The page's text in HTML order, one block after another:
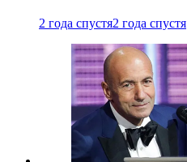
2 года спустя2 года спустя